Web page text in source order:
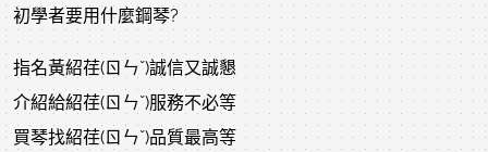
初學者要用什麼鋼琴?
指名黃紹荏(ㄖㄣˇ)誠信又誠懇
介紹給紹荏(ㄖㄣˇ)服務不必等
買琴找紹荏(ㄖㄣˇ)品質最高等